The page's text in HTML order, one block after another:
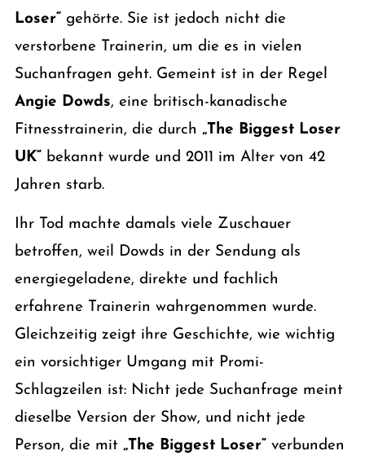
Loser“ gehörte. Sie ist jedoch nicht die
verstorbene Trainerin, um die es in vielen
Suchanfragen geht. Gemeint ist in der Regel
Angie Dowds, eine britisch-kanadische
Fitnesstrainerin, die durch „The Biggest Loser
UK“ bekannt wurde und 2011 im Alter von 42
Jahren starb.
Ihr Tod machte damals viele Zuschauer
betroffen, weil Dowds in der Sendung als
energiegeladene, direkte und fachlich
erfahrene Trainerin wahrgenommen wurde.
Gleichzeitig zeigt ihre Geschichte, wie wichtig
ein vorsichtiger Umgang mit Promi-
Schlagzeilen ist: Nicht jede Suchanfrage meint
dieselbe Version der Show, und nicht jede
Person, die mit „The Biggest Loser“ verbunden